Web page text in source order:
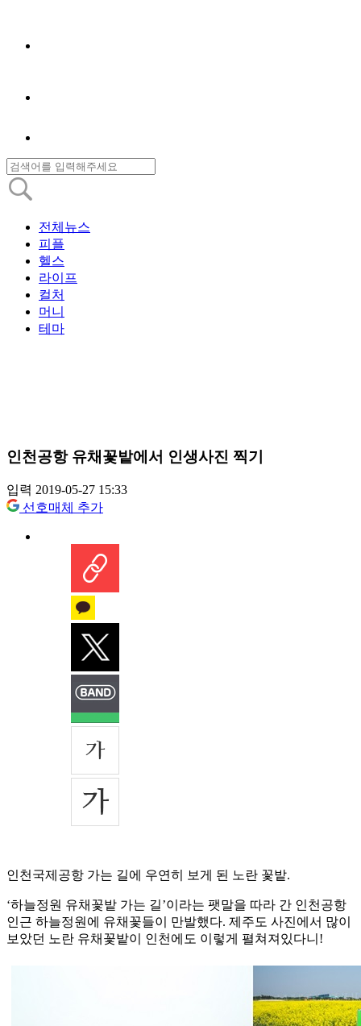
전체뉴스
피플
헬스
라이프
컬처
머니
테마
인천공항 유채꽃밭에서 인생사진 찍기
입력 2019-05-27 15:33
선호매체 추가
인천국제공항 가는 길에 우연히 보게 된 노란 꽃밭.
‘하늘정원 유채꽃밭 가는 길’이라는 팻말을 따라 간 인천공항
인근 하늘정원에 유채꽃들이 만발했다. 제주도 사진에서 많이
보았던 노란 유채꽃밭이 인천에도 이렇게 펼쳐져있다니!